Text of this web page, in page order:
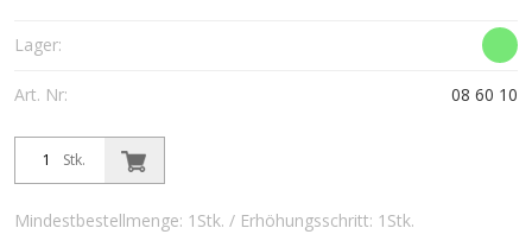
Lager:
Art. Nr: 08 60 10
Stk.
Mindestbestellmenge: 1Stk. / Erhöhungsschritt: 1Stk.